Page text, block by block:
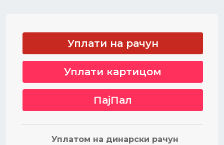
Уплати на рачун
Уплати картицом
ПајПал
Уплатом на динарски рачун